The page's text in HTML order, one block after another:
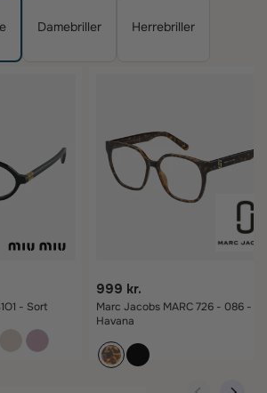
Damebriller Herrebriller
- Sort
999 kr.
Marc Jacobs MARC 726 - 086 -
Havana